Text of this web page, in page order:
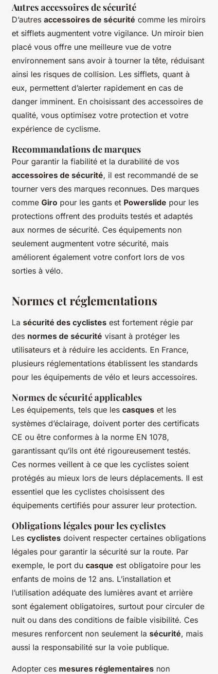
Autres accessoires de sécurité
D’autres accessoires de sécurité comme les miroirs
et sifflets augmentent votre vigilance. Un miroir bien
placé vous offre une meilleure vue de votre
environnement sans avoir à tourner la tête, réduisant
ainsi les risques de collision. Les sifflets, quant à
eux, permettent d’alerter rapidement en cas de
danger imminent. En choisissant des accessoires de
qualité, vous optimisez votre protection et votre
expérience de cyclisme.
Recommandations de marques
Pour garantir la fiabilité et la durabilité de vos
accessoires de sécurité, il est recommandé de se
tourner vers des marques reconnues. Des marques
comme Giro pour les gants et Powerslide pour les
protections offrent des produits testés et adaptés
aux normes de sécurité. Ces équipements non
seulement augmentent votre sécurité, mais
améliorent également votre confort lors de vos
sorties à vélo.
Normes et réglementations
La sécurité des cyclistes est fortement régie par
des normes de sécurité visant à protéger les
utilisateurs et à réduire les accidents. En France,
plusieurs réglementations établissent les standards
pour les équipements de vélo et leurs accessoires.
Normes de sécurité applicables
Les équipements, tels que les casques et les
systèmes d’éclairage, doivent porter des certificats
CE ou être conformes à la norme EN 1078,
garantissant qu’ils ont été rigoureusement testés.
Ces normes veillent à ce que les cyclistes soient
protégés au mieux lors de leurs déplacements. Il est
essentiel que les cyclistes choisissent des
équipements certifiés pour assurer leur protection.
Obligations légales pour les cyclistes
Les cyclistes doivent respecter certaines obligations
légales pour garantir la sécurité sur la route. Par
exemple, le port du casque est obligatoire pour les
enfants de moins de 12 ans. L’installation et
l’utilisation adéquate des lumières avant et arrière
sont également obligatoires, surtout pour circuler de
nuit ou dans des conditions de faible visibilité. Ces
mesures renforcent non seulement la sécurité, mais
aussi la responsabilité sur la voie publique.
Adopter ces mesures réglementaires non